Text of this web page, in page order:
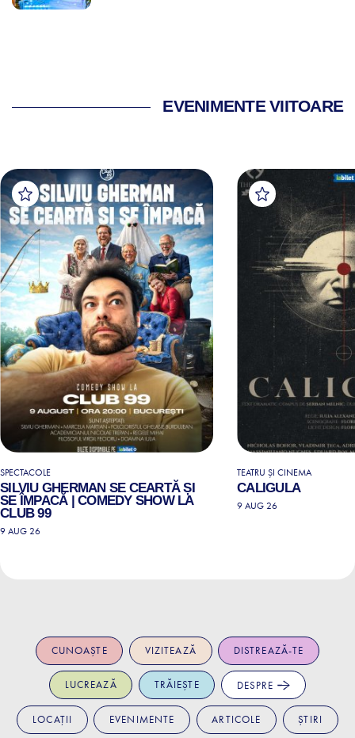
EVENIMENTE VIITOARE
SPECTACOLE
SILVIU GHERMAN SE CEARTĂ ȘI
SE ÎMPACĂ | COMEDY SHOW LA
CLUB 99
9 AUG 26
TEATRU ȘI CINEMA
CALIGULA
9 AUG 26
CUNOAȘTE VIZITEAZĂ DISTREAZĂ-TE
LUCREAZĂ TRĂIEȘTE DESPRE
LOCAȚII EVENIMENTE ARTICOLE ȘTIRI